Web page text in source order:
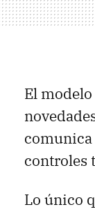
El modelo
comunica
controles
Lo único